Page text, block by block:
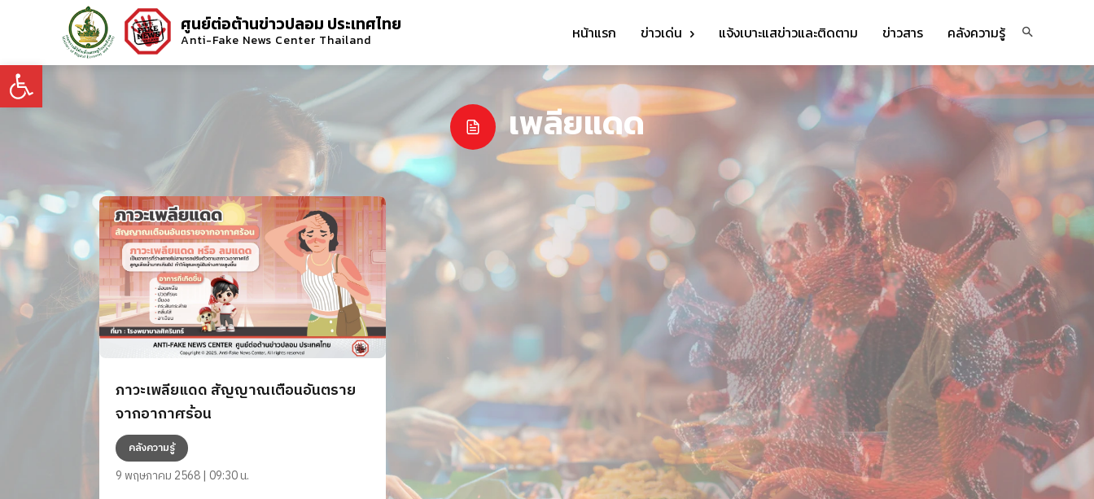
Open toolbar
ศูนย์ต่อต้านข่าวปลอม ประเทศไทย
Anti-Fake News Center Thailand หน้าแรก ข่าวเด่น แจ้งเบาะแสข่าวและติดตาม ข่าวสาร คลังความรู้
เพลียแดด
ภาวะเพลียแดด สัญญาณเตือนอันตราย
จากอากาศร้อน
คลังความรู้
9 พฤษภาคม 2568 | 09:30 น.